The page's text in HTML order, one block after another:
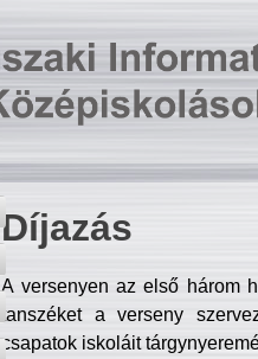
Díjazás
A versenyen az első három
tanszéket a verseny
csapatok iskoláit